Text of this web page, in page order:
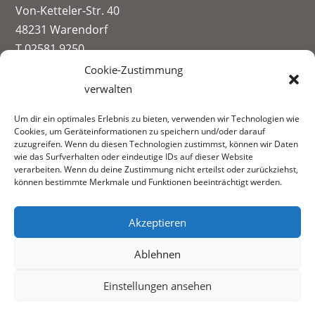
Cookie-Zustimmung
verwalten
Um dir ein optimales Erlebnis zu bieten, verwenden wir Technologien wie
Cookies, um Geräteinformationen zu speichern und/oder darauf
zuzugreifen. Wenn du diesen Technologien zustimmst, können wir Daten
wie das Surfverhalten oder eindeutige IDs auf dieser Website
verarbeiten. Wenn du deine Zustimmung nicht erteilst oder zurückziehst,
können bestimmte Merkmale und Funktionen beeinträchtigt werden.
Akzeptieren
Ablehnen
Einstellungen ansehen
Von-Ketteler-Str. 40
48231 Warendorf
T 02581 9250
info@paul-spiegel-berufskolleg.eu
Datenschutzerklärung
Informationen zur Datenerhebung
Fachbereiche: